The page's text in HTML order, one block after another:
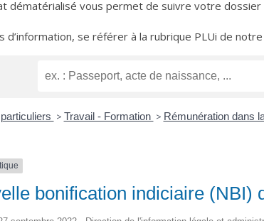
dématérialisé vous permet de suivre votre dossier
d’information, se référer à la rubrique PLUi de
> Travail - Formation > Rémunération dans
bonification indiciaire (NBI)